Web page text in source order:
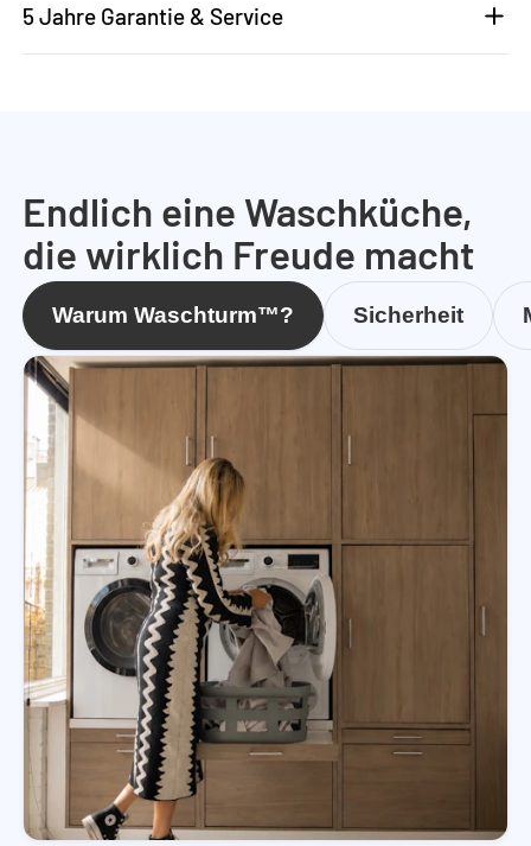
5 Jahre Garantie & Service
Endlich eine Waschküche,
die wirklich Freude macht
Warum Waschturm™? Sicherheit